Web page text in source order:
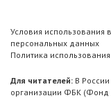
Условия использования
персональных данных
Политика
Для читателей: В
организации ФБК (Фонд